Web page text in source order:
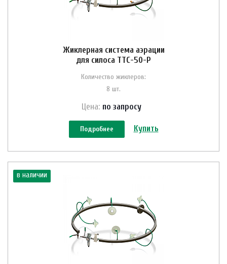
Жиклерная система аэрации
для силоса ТТС-50-Р
Количество жиклеров:
8 шт.
Цена: по запросу
Подробнее Купить
в наличии